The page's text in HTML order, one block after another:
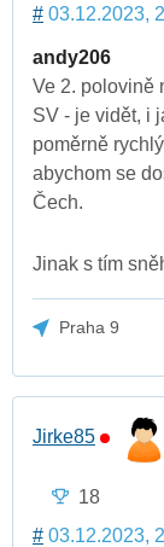
# 03.12.2023,
andy206
Ve 2. polovině
SV - je vidět, i
poměrně
abychom se
Čech.
Jinak s tím
Praha 9
Jirke85
18
# 03.12.2023,